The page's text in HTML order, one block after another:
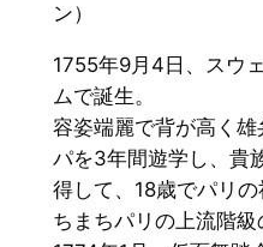
ン）
1755年9月4日、スウ
ムで誕生。
容姿端麗で背が高く
パを3年間遊学し、貴
得して、18歳でパリ
ちまちパリの上流階級